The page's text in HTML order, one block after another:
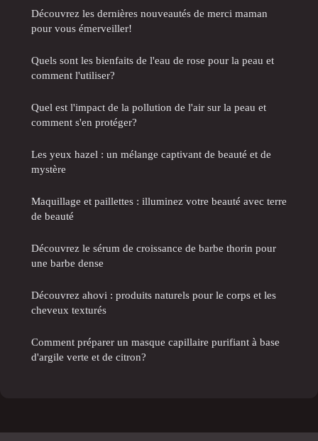
Découvrez les dernières nouveautés de merci maman
pour vous émerveiller!
Quels sont les bienfaits de l'eau de rose pour la peau et
comment l'utiliser?
Quel est l'impact de la pollution de l'air sur la peau et
comment s'en protéger?
Les yeux hazel : un mélange captivant de beauté et de
mystère
Maquillage et paillettes : illuminez votre beauté avec terre
de beauté
Découvrez le sérum de croissance de barbe thorin pour
une barbe dense
Découvrez ahovi : produits naturels pour le corps et les
cheveux texturés
Comment préparer un masque capillaire purifiant à base
d'argile verte et de citron?